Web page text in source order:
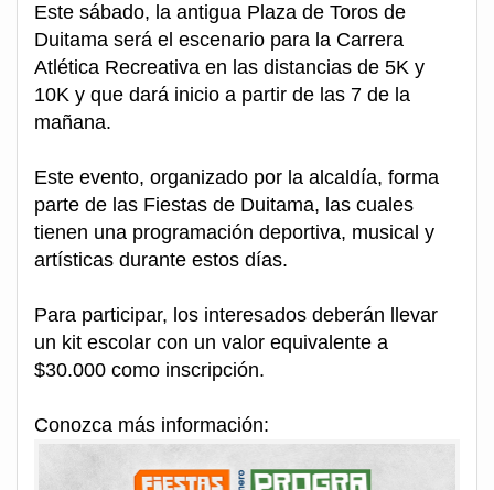
Este sábado, la antigua Plaza de Toros de
Duitama será el escenario para la Carrera
Atlética Recreativa en las distancias de 5K y
10K y que dará inicio a partir de las 7 de la
mañana.
Este evento, organizado por la alcaldía, forma
parte de las Fiestas de Duitama, las cuales
tienen una programación deportiva, musical y
artísticas durante estos días.
Para participar, los interesados deberán llevar
un kit escolar con un valor equivalente a
$30.000 como inscripción.
Conozca más información: